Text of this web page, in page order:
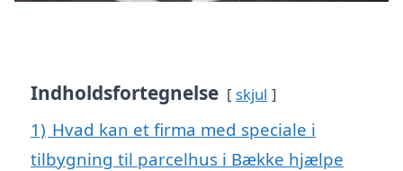
Indholdsfortegnelse skjul
1) Hvad kan et firma med speciale i
tilbygning til parcelhus i Bække hjælpe